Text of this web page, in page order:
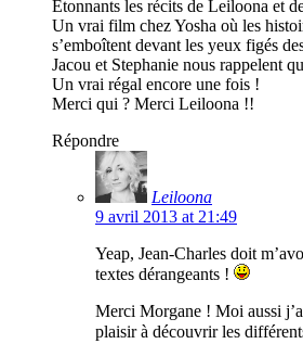
Étonnants les récits de Leiloona et
Un vrai film chez Yosha où les
s’emboîtent devant les yeux figés
Jacou et Stephanie nous rappelent
Un vrai régal encore une fois !
Merci qui ? Merci Leiloona !!
Répondre
Leiloona
9 avril 2013 at 21:49
Yeap, Jean-Charles doit
textes dérangeants !
Merci Morgane ! Moi aussi
plaisir à découvrir les